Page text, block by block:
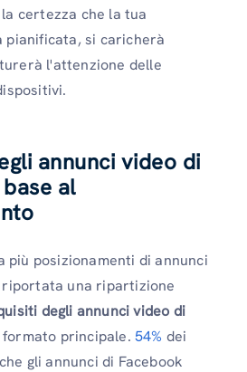
certezza che la tua
si caricherà
l'attenzione delle
annunci video di
al
più posizionamenti di annunci
riportata una ripartizione
degli annunci video di
principale. 54% dei
gli annunci di Facebook